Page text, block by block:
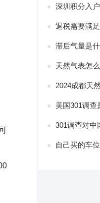
深圳积分入
退税需要满
滞后气量是
天然气表怎
2024成都天
美国301调查
301调查对中
自己买的车